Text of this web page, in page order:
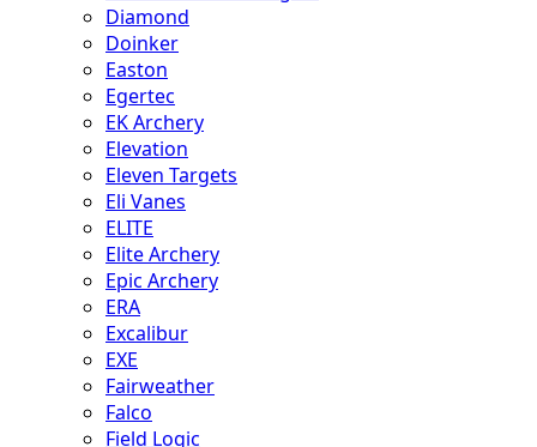
Diamond
Doinker
Easton
Egertec
EK Archery
Elevation
Eleven Targets
Eli Vanes
ELITE
Elite Archery
Epic Archery
ERA
Excalibur
EXE
Fairweather
Falco
Field Logic